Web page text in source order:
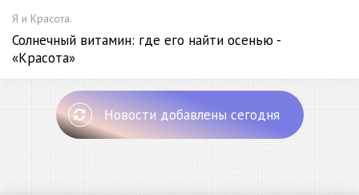
Я и Красота.
Солнечный витамин: где его найти осенью -
«Красота»
Новости добавлены сегодня